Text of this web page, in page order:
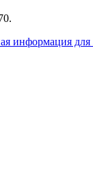
информация